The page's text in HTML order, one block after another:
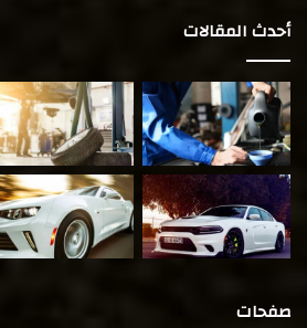
أحدث المقالات
صفحات